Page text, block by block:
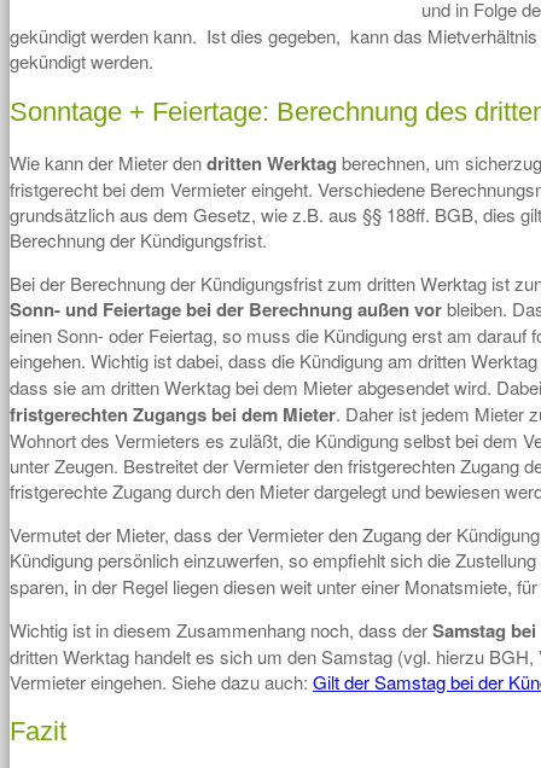
und in Folge
gekündigt werden kann. Ist dies gegeben, kann das
gekündigt werden.
Sonntage + Feiertage: Berechnung des
Wie kann der Mieter dendritten Werktag berechnen, um
fristgerecht bei dem Vermieter eingeht. Verschiedene
grundsätzlich aus dem Gesetz, wie z.B. aus §§ 188ff. BGB, dies
Berechnung der Kündigungsfrist.
Bei der Berechnung der Kündigungsfrist zum dritten Werktag ist
Sonn- und Feiertage bei der Berechnung außen vorbleiben.
einen Sonn- oder Feiertag, so muss die Kündigung erst am darauf
eingehen. Wichtig ist dabei, dass die Kündigung am dritten Werktag
dass sie am dritten Werktag bei dem Mieter abgesendet wird.
fristgerechten Zugangs bei dem Mieter. Daher ist jedem Mieter
Wohnort des Vermieters es zuläßt, die Kündigung selbst bei dem
unter Zeugen. Bestreitet der Vermieter den fristgerechten Zugang
fristgerechte Zugang durch den Mieter dargelegt und bewiesen
Vermutet der Mieter, dass der Vermieter den Zugang der
Kündigung persönlich einzuwerfen, so empfiehlt sich die
sparen, in der Regel liegen diesen weit unter einer Monatsmiete,
Wichtig ist in diesem Zusammenhang noch, dass derSamstag
dritten Werktag handelt es sich um den Samstag (vgl. hierzu
Vermieter eingehen. Siehe dazu auch: Gilt der Samstag bei der
Fazit